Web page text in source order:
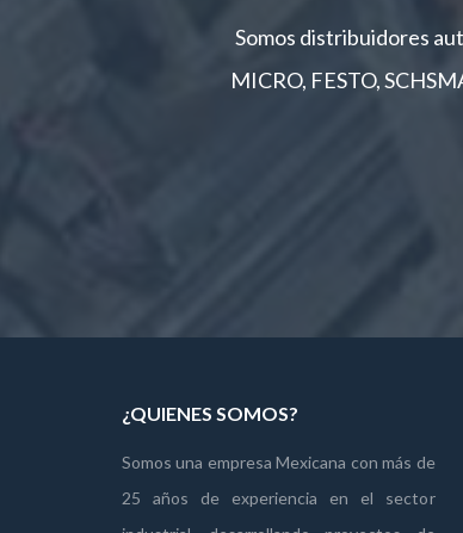
Somos distribuidores
MICRO, FESTO,
¿QUIENES SOMOS?
Somos una empresa Mexicana con más de
25 años de experiencia en el sector